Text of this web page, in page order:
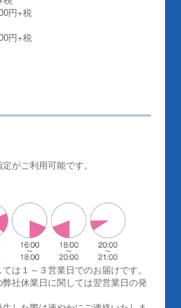
円+税
円+税
がご利用可能です。
は１～３営業日でのお届けです。
社休業日に関しては翌営業日の発